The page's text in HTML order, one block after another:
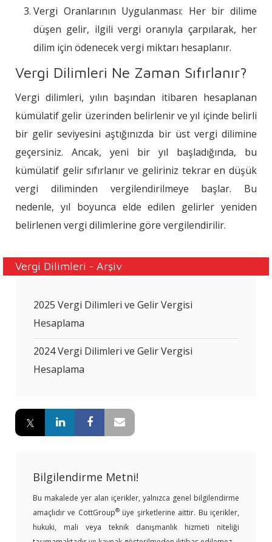
Vergi Oranlarının Uygulanması: Her bir dilime
düşen gelir, ilgili vergi oranıyla çarpılarak, her
dilim için ödenecek vergi miktarı hesaplanır.
Vergi Dilimleri Ne Zaman Sıfırlanır?
Vergi dilimleri, yılın başından itibaren hesaplanan
kümülatif gelir üzerinden belirlenir ve yıl içinde belirli
bir gelir seviyesini aştığınızda bir üst vergi dilimine
geçersiniz. Ancak, yeni bir yıl başladığında, bu
kümülatif gelir sıfırlanır ve geliriniz tekrar en düşük
vergi diliminden vergilendirilmeye başlar. Bu
nedenle, yıl boyunca elde edilen gelirler yeniden
belirlenen vergi dilimlerine göre vergilendirilir.
Vergi Dilimleri - Arşiv
2025 Vergi Dilimleri ve Gelir Vergisi
Hesaplama
2024 Vergi Dilimleri ve Gelir Vergisi
Hesaplama
Bilgilendirme Metni!
Bu makalede yer alan içerikler, yalnızca genel bilgilendirme
amaçlıdır ve CottGroup®üye şirketlerine aittir. Bu içerikler,
hukuki, mali veya teknik danışmanlık hizmeti niteliği